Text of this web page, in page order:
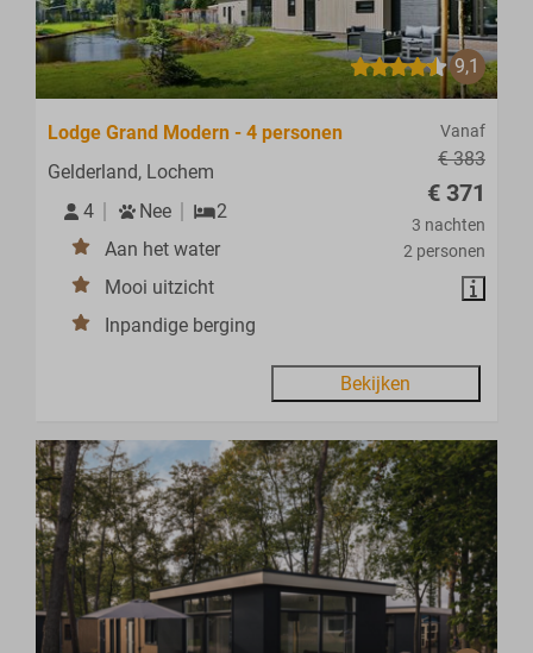
9,1
Vanaf
€ 383
€ 371
3 nachten
2 personen
Lodge Grand Modern - 4 personen
Gelderland, Lochem
4
Nee
2
Aan het water
Mooi uitzicht
Inpandige berging
Bekijken